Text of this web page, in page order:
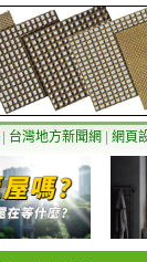
台灣地方新聞網 網頁